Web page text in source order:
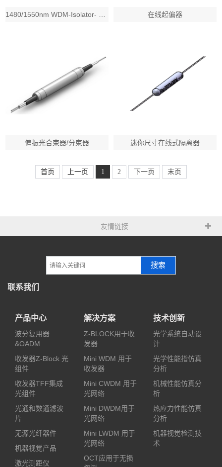
1480/1550nm WDM-Isolator- Tap Hybrid Com 在线起偏器
偏振光合束器/分束器 迷你尺寸在线式隔离器
首页 上一页 1 2 下一页 末页
友情链接
搜索
联系我们
产品中心
波分复用器
&OADM
收发器Z-Block 光
组件
收发器TFF集成
光组件
光通和数通滤波
片
无源光纤器件
机器视觉产品
激光测距仪
解决方案
Z-BLOCK用于收
发器
Mini WDM 用于
收发器
Mini CWDM 用于
光网络
Mini DWDM用于
光网络
Mini LWDM 用于
光网络
OCT应用于无损
技术创新
光学系统自动设
计
光学性能指仿真
分析
机械性能仿真分
析
热应力性能仿真
分析
机器视觉检测技
术